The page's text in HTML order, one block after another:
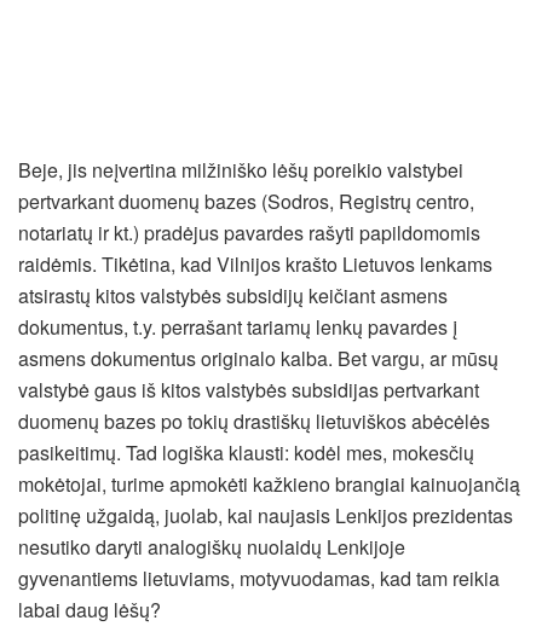
Beje, jis neįvertina milžiniško lėšų poreikio valstybei
pertvarkant duomenų bazes (Sodros, Registrų centro,
notariatų ir kt.) pradėjus pavardes rašyti papildomomis
raidėmis. Tikėtina, kad Vilnijos krašto Lietuvos lenkams
atsirastų kitos valstybės subsidijų keičiant asmens
dokumentus, t.y. perrašant tariamų lenkų pavardes į
asmens dokumentus originalo kalba. Bet vargu, ar mūsų
valstybė gaus iš kitos valstybės subsidijas pertvarkant
duomenų bazes po tokių drastiškų lietuviškos abėcėlės
pasikeitimų. Tad logiška klausti: kodėl mes, mokesčių
mokėtojai, turime apmokėti kažkieno brangiai kainuojančią
politinę užgaidą, juolab, kai naujasis Lenkijos prezidentas
nesutiko daryti analogiškų nuolaidų Lenkijoje
gyvenantiems lietuviams, motyvuodamas, kad tam reikia
labai daug lėšų?